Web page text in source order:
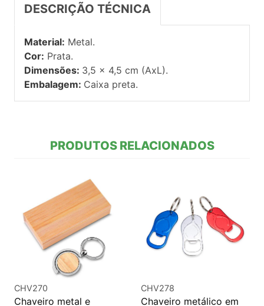
DESCRIÇÃO TÉCNICA
Material: Metal.
Cor: Prata.
Dimensões: 3,5 x 4,5 cm (AxL).
Embalagem: Caixa preta.
PRODUTOS RELACIONADOS
CHV270
Chaveiro metal e
CHV278
Chaveiro metálico em